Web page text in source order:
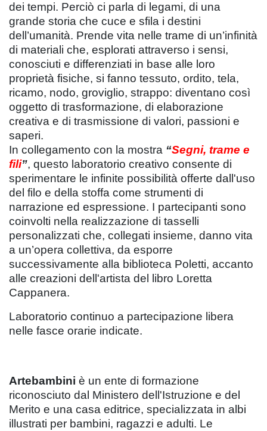
dei tempi. Perciò ci parla di legami, di una
grande storia che cuce e sfila i destini
dell’umanità. Prende vita nelle trame di un’infinità
di materiali che, esplorati attraverso i sensi,
conosciuti e differenziati in base alle loro
proprietà fisiche, si fanno tessuto, ordito, tela,
ricamo, nodo, groviglio, strappo: diventano così
oggetto di trasformazione, di elaborazione
creativa e di trasmissione di valori, passioni e
saperi.
In collegamento con la mostra “Segni, trame e
fili”, questo laboratorio creativo consente di
sperimentare le infinite possibilità offerte dall'uso
del filo e della stoffa come strumenti di
narrazione ed espressione. I partecipanti sono
coinvolti nella realizzazione di tasselli
personalizzati che, collegati insieme, danno vita
a un’opera collettiva, da esporre
successivamente alla biblioteca Poletti, accanto
alle creazioni dell'artista del libro Loretta
Cappanera.
Laboratorio continuo a partecipazione libera
nelle fasce orarie indicate.
Artebambini è un ente di formazione
riconosciuto dal Ministero dell'Istruzione e del
Merito e una casa editrice, specializzata in albi
illustrati per bambini, ragazzi e adulti. Le